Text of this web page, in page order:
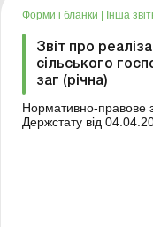
запитання по
Форми і бланки Інша
Звіт про
сільського
заг (річна)
Нормативно-правове
Держстату від